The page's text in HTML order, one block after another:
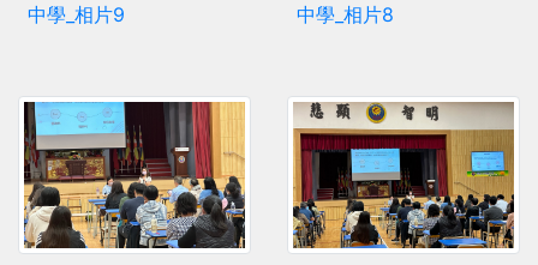
中學_相片9
中學_相片8